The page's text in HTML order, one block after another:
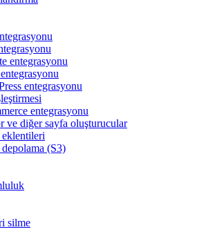
entegrasyonu
entegrasyonu
entegrasyonu
ve diğer sayfa oluşturucular
(S3)
silme